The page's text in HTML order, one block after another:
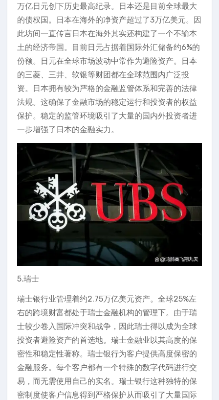
万亿日元创下历史最高纪录。日本还是目前全球最大
的债权国。日本在海外的净资产超过了3万亿美元。因
此坊间一直传言日本在海外其实还构建了一个不输本
土的经济帝国。目前日元占据着国际外汇储备约6%的
份额。日元在全球市场波动中常作为避险资产。日本
的三菱、三井、软银等财团都在全球范围内广泛投
资。日本拥有较为严格的金融监管体系和完善的法律
法规。这确保了金融市场的稳定运行和投资者的权益
保护。稳定的监管环境吸引了大量的国内外投资者进
一步增强了日本的金融实力。
5.瑞士
瑞士银行业管理着约2.75万亿美元资产。全球25%左
右的跨境财富都处于瑞士金融机构的管理下。由于瑞
士较少卷入国际冲突和战争，因此瑞士得以成为全球
投资者避险资产的首选地。瑞士金融业以其高度的保
密性和稳定性著称。瑞士银行为客户提供高度保密的
金融服务。每个客户都有一个特殊的数字代码进行交
易，而无需使用自己的实名。瑞士银行这种独特的保
密制度使客户信息得到严格保护从而吸引了大量国际